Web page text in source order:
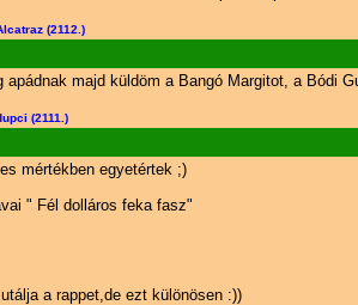
(2112.)
apádnak majd küldöm a Bangó Margitot, a Bódi
(2111.)
mértékben egyetértek ;)
" Fél dolláros feka fasz"
a rappet,de ezt különösen :))